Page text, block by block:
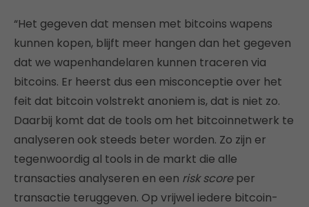
“Het gegeven dat mensen met bitcoins wapens
kunnen kopen, blijft meer hangen dan het gegeven
dat we wapenhandelaren kunnen traceren via
bitcoins. Er heerst dus een misconceptie over het
feit dat bitcoin volstrekt anoniem is, dat is niet zo.
Daarbij komt dat de tools om het bitcoinnetwerk te
analyseren ook steeds beter worden. Zo zijn er
tegenwoordig al tools in de markt die alle
transacties analyseren en een risk scoreper
transactie teruggeven. Op vrijwel iedere bitcoin-